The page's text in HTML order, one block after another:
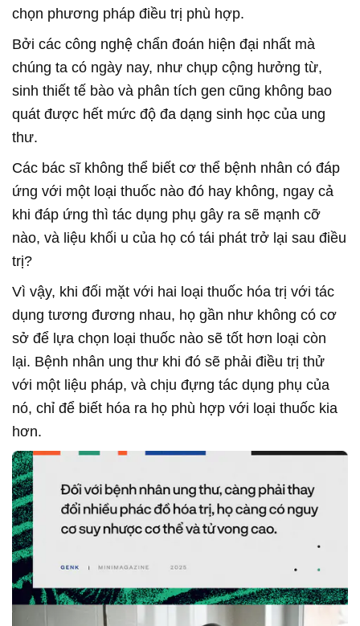
chọn phương pháp điều trị phù hợp.
Bởi các công nghệ chẩn đoán hiện đại nhất mà
chúng ta có ngày nay, như chụp cộng hưởng từ,
sinh thiết tế bào và phân tích gen cũng không bao
quát được hết mức độ đa dạng sinh học của ung
thư.
Các bác sĩ không thể biết cơ thể bệnh nhân có đáp
ứng với một loại thuốc nào đó hay không, ngay cả
khi đáp ứng thì tác dụng phụ gây ra sẽ mạnh cỡ
nào, và liệu khối u của họ có tái phát trở lại sau điều
trị?
Vì vậy, khi đối mặt với hai loại thuốc hóa trị với tác
dụng tương đương nhau, họ gần như không có cơ
sở để lựa chọn loại thuốc nào sẽ tốt hơn loại còn
lại. Bệnh nhân ung thư khi đó sẽ phải điều trị thử
với một liệu pháp, và chịu đựng tác dụng phụ của
nó, chỉ để biết hóa ra họ phù hợp với loại thuốc kia
hơn.